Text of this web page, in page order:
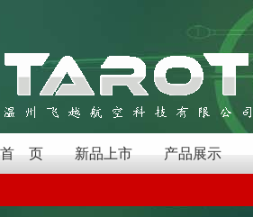
首 页 新品上市 产品展示